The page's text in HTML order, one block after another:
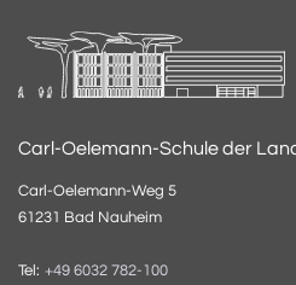
Carl-Oelemann-Schule der
Carl-Oelemann-Weg 5
61231 Bad Nauheim
Tel: +49 6032 782-100